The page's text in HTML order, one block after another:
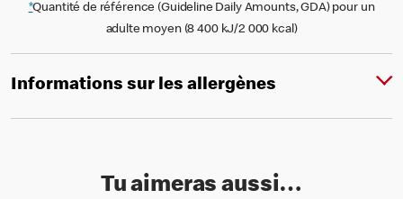
*Quantité de référence (Guideline Daily Amounts, GDA) pour un
adulte moyen (8 400 kJ/2 000 kcal)
Informations sur les allergènes
Tu aimeras aussi…